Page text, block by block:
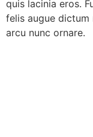
quis lacinia eros.
felis augue dictum
arcu nunc ornare.